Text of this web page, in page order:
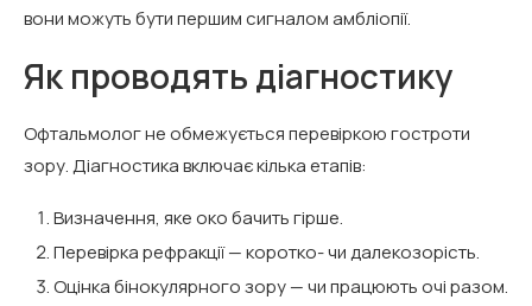
вони можуть бути першим сигналом амбліопії.
Як проводять діагностику
Офтальмолог не обмежується перевіркою гостроти
зору. Діагностика включає кілька етапів:
Визначення, яке око бачить гірше.
Перевірка рефракції — коротко- чи далекозорість.
Оцінка бінокулярного зору — чи працюють очі разом.